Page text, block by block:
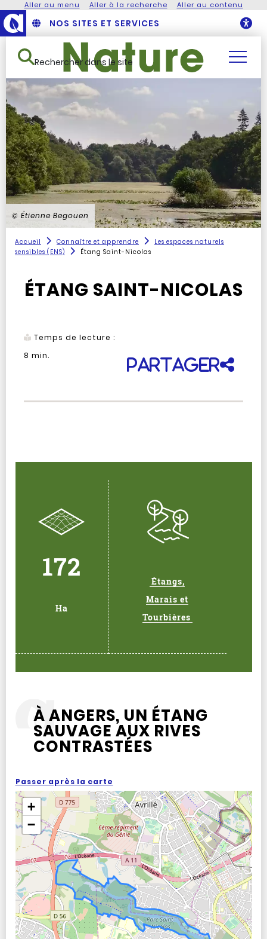
Aller au menu Aller à la recherche Aller au contenu
NOS SITES ET SERVICES
Rechercher dans le site
© Étienne Begouen
Accueil Connaître et apprendre
Les espaces naturels
sensibles (ENS)
Étang Saint-Nicolas
ÉTANG SAINT-NICOLAS
Temps de lecture :
8 min.
Partager
172
Ha
Étangs,
Marais et
Tourbières
À ANGERS, UN ÉTANG
SAUVAGE AUX RIVES
CONTRASTÉES
Passer après la carte
+
−